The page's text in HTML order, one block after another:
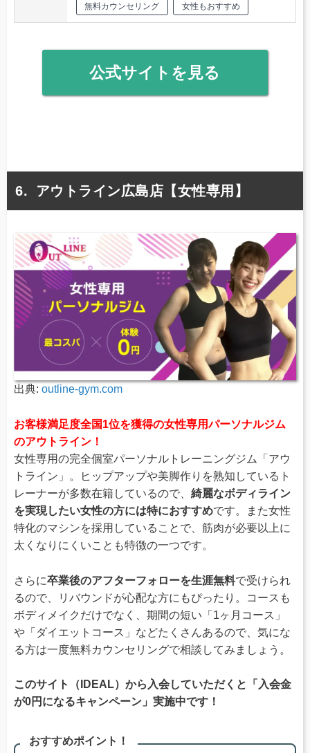
無料カウンセリング 女性もおすすめ
公式サイトを見る
アウトライン広島店【女性専用】
出典: outline-gym.com
お客様満足度全国1位を獲得の女性専用パーソナルジム
のアウトライン！
女性専用の完全個室パーソナルトレーニングジム「アウ
トライン」。ヒップアップや美脚作りを熟知しているト
レーナーが多数在籍しているので、 綺麗なボディライン
を実現したい女性の方には特におすすめです。また女性
特化のマシンを採用していることで、筋肉が必要以上に
太くなりにくいことも特徴の一つです。
さらに卒業後のアフターフォローを生涯無料で受けられ
るので、リバウンドが心配な方にもぴったり。コースも
ボディメイクだけでなく、期間の短い「1ヶ月コース」
や「ダイエットコース」などたくさんあるので、気にな
る方は一度無料カウンセリングで相談してみましょう。
このサイト（IDEAL）から入会していただくと「入会金
が0円になるキャンペーン」実施中です！
おすすめポイント！